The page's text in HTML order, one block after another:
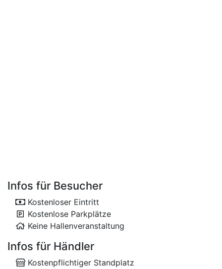
Infos für Besucher
Kostenloser Eintritt
Kostenlose Parkplätze
Keine Hallenveranstaltung
Infos für Händler
Kostenpflichtiger Standplatz